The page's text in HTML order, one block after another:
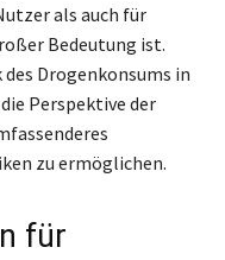
als auch für
Bedeutung ist.
Drogenkonsums in
Perspektive der
zu ermöglichen.
für